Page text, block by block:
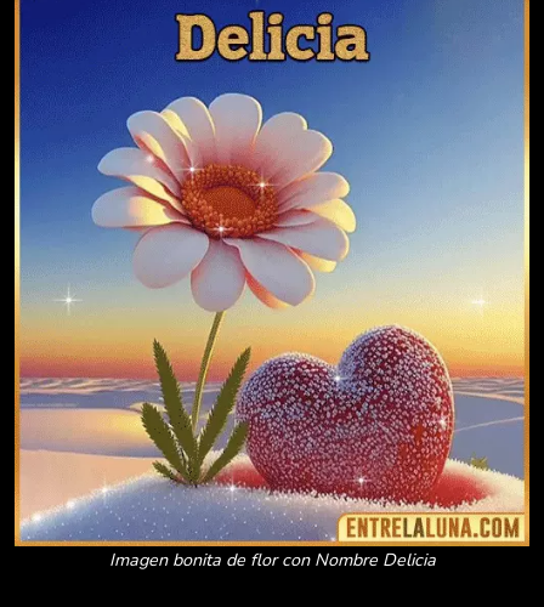
Imagen bonita de flor con Nombre Delicia